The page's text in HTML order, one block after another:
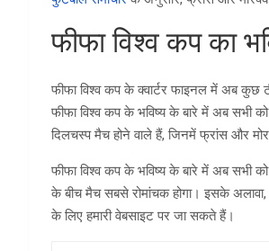
फीफा विश्व कप का
फीफा विश्व कप के क्वार्टर फाइनल में अब कुछ
फीफा विश्व कप के भविष्य के बारे में अब सभी
दिलचस्प मैच होने वाले हैं, जिनमें फ्रांस और
फीफा विश्व कप के भविष्य के बारे में अब सभी
के बीच मैच सबसे रोमांचक होगा। इसके
के लिए हमारी वेबसाइट पर जा सकते हैं।